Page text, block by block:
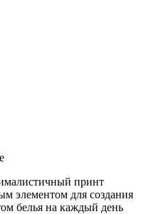
принт
элементом для создания
белья на каждый день